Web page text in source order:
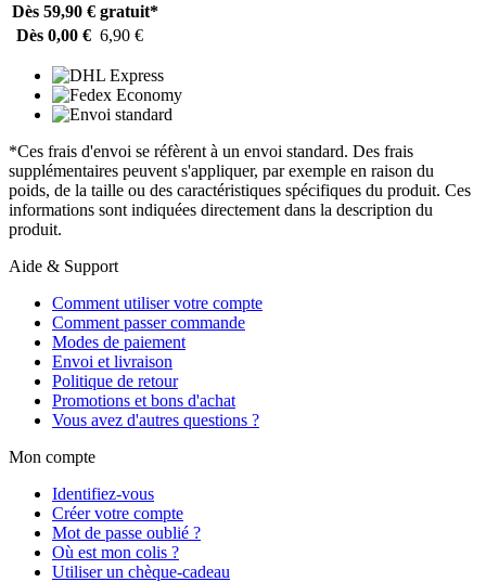
Dès 59,90 € gratuit*
Dès 0,00 € 6,90 €
*Ces frais d'envoi se réfèrent à un envoi standard. Des frais
supplémentaires peuvent s'appliquer, par exemple en raison du
poids, de la taille ou des caractéristiques spécifiques du produit. Ces
informations sont indiquées directement dans la description du
produit.
Aide & Support
Comment utiliser votre compte
Comment passer commande
Modes de paiement
Envoi et livraison
Politique de retour
Promotions et bons d'achat
Vous avez d'autres questions ?
Mon compte
Identifiez-vous
Créer votre compte
Mot de passe oublié ?
Où est mon colis ?
Utiliser un chèque-cadeau